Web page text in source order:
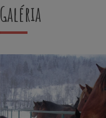
Galéria